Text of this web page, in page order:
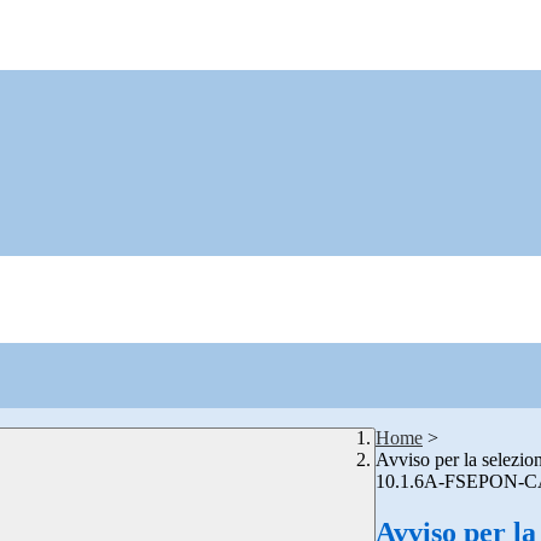
Home >
Avviso per la
10.1.6A-FSEPON-
Avviso per